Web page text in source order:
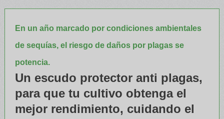
En un año marcado por condiciones ambientales
de sequías, el riesgo de daños por plagas se
potencia.
Un escudo protector anti plagas,
para que tu cultivo obtenga el
mejor rendimiento, cuidando el